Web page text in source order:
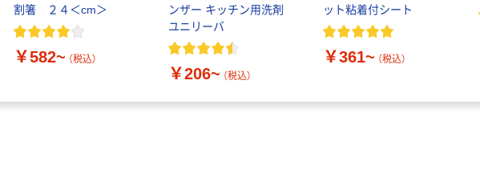
割箸 ２４＜cm＞
￥582~ （税込）
ンザー キッチン用洗剤
ユニリーバ
￥206~ （税込）
ット粘着付シート
￥361~ （税込）